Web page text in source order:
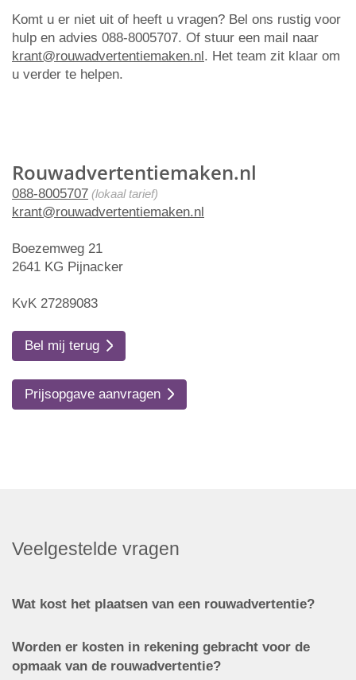
Rouwadvertentiemaken.nl
088-8005707 (lokaal tarief)
krant@rouwadvertentiemaken.nl
Boezemweg 21
2641 KG Pijnacker
KvK 27289083
Bel mij terug
Prijsopgave aanvragen
Komt u er niet uit of heeft u vragen? Bel ons rustig voor
hulp en advies 088-8005707. Of stuur een mail naar
krant@rouwadvertentiemaken.nl. Het team zit klaar om
u verder te helpen.
Veelgestelde vragen
Wat kost het plaatsen van een rouwadvertentie?
Worden er kosten in rekening gebracht voor de
opmaak van de rouwadvertentie?